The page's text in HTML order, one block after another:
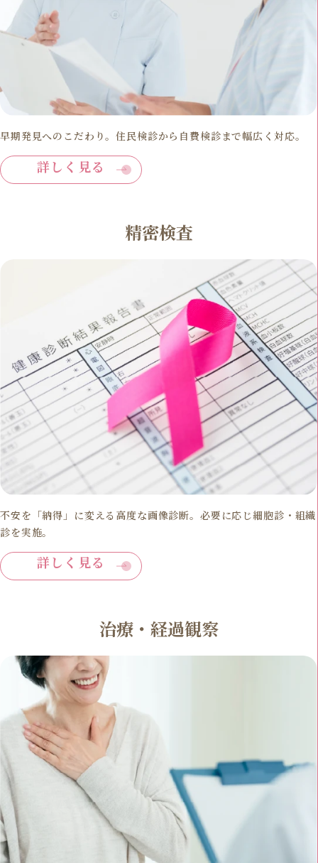
早期発見へのこだわり。住民検診から自費検診まで幅広く対応。
詳しく見る
精密検査
不安を「納得」に変える高度な画像診断。必要に応じ細胞診・組織
診を実施。
詳しく見る
治療・経過観察